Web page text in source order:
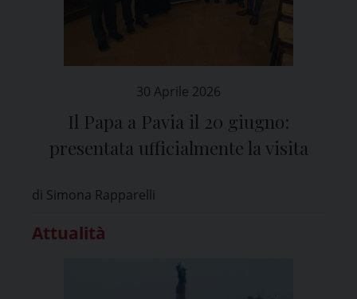
30 Aprile 2026
Il Papa a Pavia il 20 giugno:
presentata ufficialmente la visita
di Simona Rapparelli
Attualità